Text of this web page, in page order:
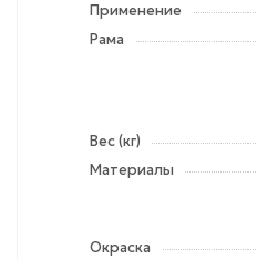
Применение
Рама
Вес (кг)
Материалы
Окраска